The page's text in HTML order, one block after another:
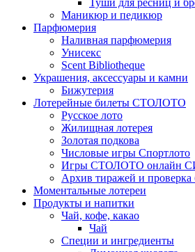
Туши для ресниц и
Маникюр и педикюр
Парфюмерия
Наливная парфюмерия
Унисекс
Scent Bibliotheque
Украшения, аксессуары и камни
Бижутерия
Лотерейные билеты СТОЛОТО
Русское лото
Жилищная лотерея
Золотая подкова
Числовые игры Спортлото
Игры СТОЛОТО онлайн
Архив тиражей и проверка
Моментальные лотереи
Продукты и напитки
Чай, кофе, какао
Чай
Специи и ингредиенты